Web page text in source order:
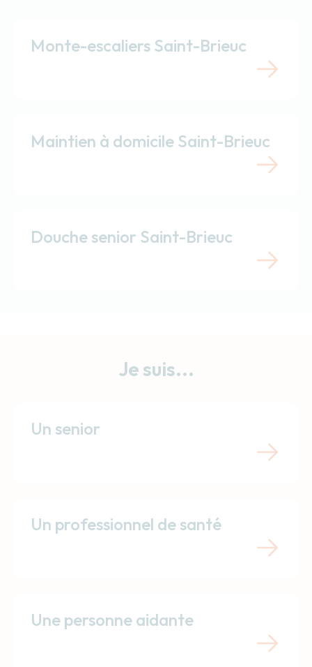
Monte-escaliers Saint-Brieuc
Maintien à domicile Saint-Brieuc
Douche senior Saint-Brieuc
Je suis...
Un senior
Un professionnel de santé
Une personne aidante